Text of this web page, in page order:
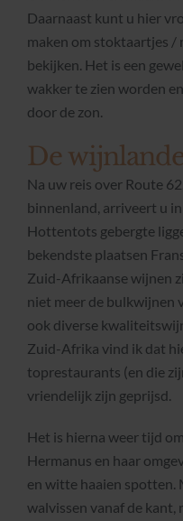
Daarnaast kunt u hier
maken om stoktaartjes
bekijken. Het is een
wakker te zien worden
door de zon.
De
Na uw reis over Route
binnenland, arriveert u
Hottentots gebergte
bekendste plaatsen
Zuid-Afrikaanse wijnen
niet meer de bulkwijnen
ook diverse
Zuid-Afrika vind ik dat
toprestaurants (en die
vriendelijk zijn geprijsd.
Het is hierna weer tijd
Hermanus en haar
en witte haaien spotten.
walvissen vanaf de kant,